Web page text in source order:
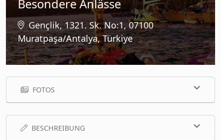
Besondere Anlässe
Gençlik, 1321. Sk. No:1, 07100
Muratpaşa/Antalya, Türkiye
FOTOS
BESCHREIBUNG